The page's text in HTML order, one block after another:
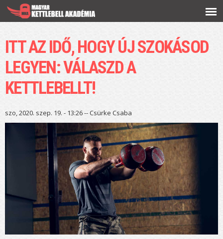
tartalomra
ITT AZ IDŐ, HOGY ÚJ SZOKÁSOD
LEGYEN: VÁLASZD A
KETTLEBELLT!
szo, 2020. szep. 19. - 13:26 --Csürke Csaba